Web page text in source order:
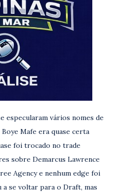
especularam vários nomes de
Mafe era quase certa
foi trocado no trade
sobre Demarcus Lawrence
Agency e nenhum edge foi
a se voltar para o Draft, mas